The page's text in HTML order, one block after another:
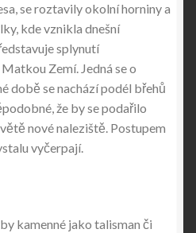
se roztavily okolní horniny a
kde vznikla dnešní
splynutí
Zemí. Jedná se o
době se nachází podél břehů
že by se podařilo
nové naleziště. Postupem
vyčerpají.
kamenné jako talisman či